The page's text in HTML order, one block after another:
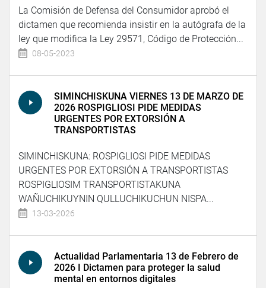
La Comisión de Defensa del Consumidor aprobó el
dictamen que recomienda insistir en la autógrafa de la
ley que modifica la Ley 29571, Código de Protección...
08-05-2023
SIMINCHISKUNA VIERNES 13 DE MARZO DE
2026 ROSPIGLIOSI PIDE MEDIDAS
URGENTES POR EXTORSIÓN A
TRANSPORTISTAS
SIMINCHISKUNA: ROSPIGLIOSI PIDE MEDIDAS
URGENTES POR EXTORSIÓN A TRANSPORTISTAS
ROSPIGLIOSIM TRANSPORTISTAKUNA
WAÑUCHIKUYNIN QULLUCHIKUCHUN NISPA...
13-03-2026
Actualidad Parlamentaria 13 de Febrero de
2026 I Dictamen para proteger la salud
mental en entornos digitales